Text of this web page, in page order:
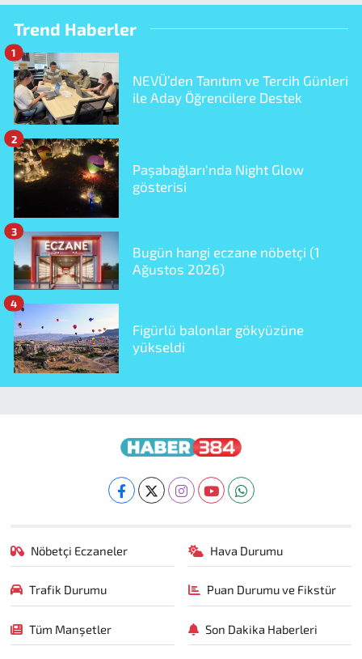
Trend Haberler
NEVÜ’den Tanıtım ve Tercih Günleri
ile Aday Öğrencilere Destek
1
Paşabağları'nda Night Glow
gösterisi
2
Bugün hangi eczane nöbetçi (1
Ağustos 2026)
3
Figürlü balonlar gökyüzüne
yükseldi
4
Nöbetçi Eczaneler Hava Durumu
Trafik Durumu Puan Durumu ve Fikstür
Tüm Manşetler Son Dakika Haberleri